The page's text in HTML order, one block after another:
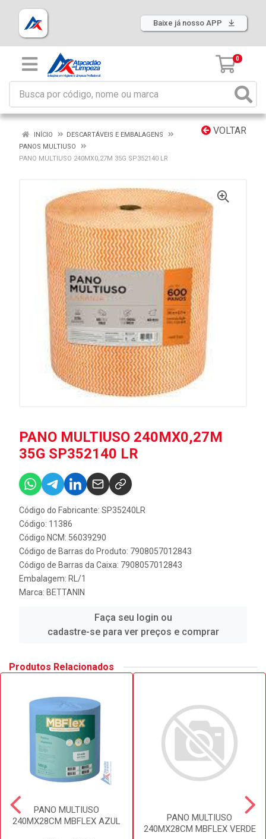
Baixe já nosso APP
0
VOLTAR
INÍCIO
DESCARTÁVEIS E EMBALAGENS
PANOS MULTIUSO
PANO MULTIUSO 240MX0,27M 35G SP352140 LR
PANO MULTIUSO 240MX0,27M
35G SP352140 LR
Código do Fabricante: SP35240LR
Código: 11386
Código NCM: 56039290
Código de Barras do Produto: 7908057012843
Código de Barras da Caixa: 7908057012843
Embalagem: RL/1
Marca: BETTANIN
Faça seu login ou
cadastre-se para ver preços e comprar
Produtos Relacionados
PANO MULTIUSO
240MX28CM MBFLEX AZUL
PANO MULTIUSO
240MX28CM MBFLEX VERDE